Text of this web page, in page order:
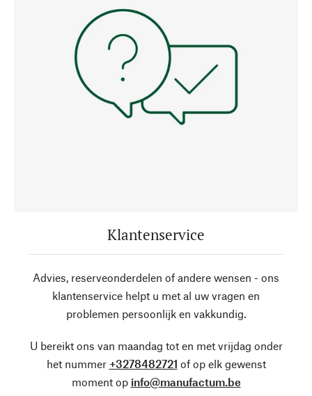
Klantenservice
Advies, reserveonderdelen of andere wensen - ons
klantenservice helpt u met al uw vragen en
problemen persoonlijk en vakkundig.
U bereikt ons van maandag tot en met vrijdag onder
het nummer +3278482721 of op elk gewenst
moment op info@manufactum.be